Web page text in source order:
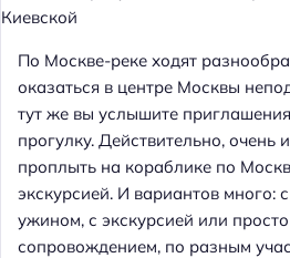
По Москве-реке ходят
оказаться в центре Москвы
тут же вы услышите
прогулку. Действительно, очень
проплыть на кораблике по
экскурсией. И вариантов много:
ужином, с экскурсией или
сопровождением, по разным